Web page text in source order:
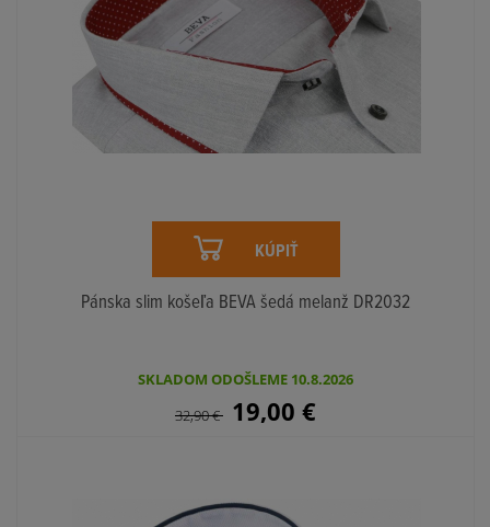
KÚPIŤ
Pánska slim košeľa BEVA šedá melanž DR2032
SKLADOM ODOŠLEME 10.8.2026
32,90€ 19,00 €